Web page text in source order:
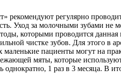
рекомендуют регулярно
Уход за молочными зубами не
которыми проводится
чистке зубов. Для этого в
пациенты могут на
мяты, которые
1 раз в 3 месяца. В